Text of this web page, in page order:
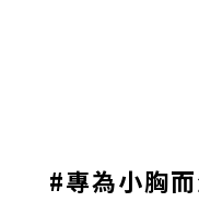
#專為小胸